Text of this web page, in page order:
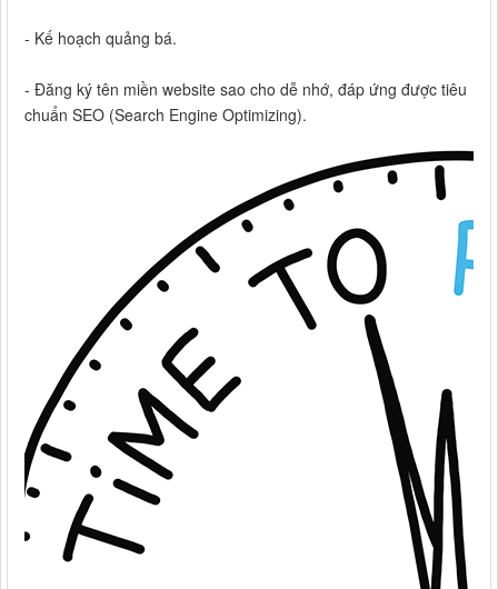
- Kế hoạch quảng bá.
- Đăng ký tên miền website sao cho dễ nhớ, đáp ứng được tiêu
chuẩn SEO (Search Engine Optimizing).